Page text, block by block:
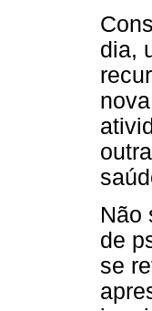
dia,
Não
de
se